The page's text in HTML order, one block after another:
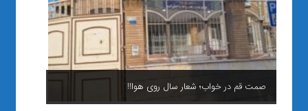
صمت قم در خواب؛ شعار سال روی هوا!!